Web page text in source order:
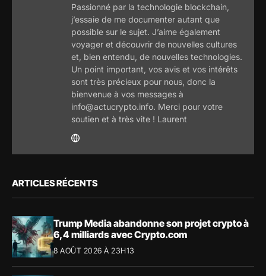
Passionné par la technologie blockchain,
j’essaie de me documenter autant que
possible sur le sujet. J’aime également
voyager et découvrir de nouvelles cultures
et, bien entendu, de nouvelles technologies.
Un point important, vos avis et vos intérêts
sont très précieux pour nous, donc la
bienvenue à vos messages à
info@actucrypto.info. Merci pour votre
soutien et à très vite ! Laurent
ARTICLES RÉCENTS
Trump Media abandonne son projet crypto à
6,4 milliards avec Crypto.com
8 AOÛT 2026 À 23H13